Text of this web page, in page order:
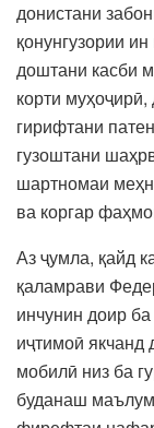
донистани
қонунгузории
доштани касби
корти
гирифтани
гузоштани
шартномаи
ва коргар
Аз ҷумла, қайд
қаламрави
инчунин доир
иҷтимоӣ якчанд
мобилӣ низ ба
буданаш